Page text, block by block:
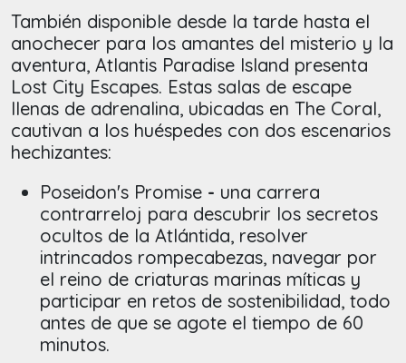
También disponible desde la tarde hasta el
anochecer para los amantes del misterio y la
aventura, Atlantis Paradise Island presenta
Lost City Escapes. Estas salas de escape
llenas de adrenalina, ubicadas en The Coral,
cautivan a los huéspedes con dos escenarios
hechizantes:
Poseidon's Promise - una carrera
contrarreloj para descubrir los secretos
ocultos de la Atlántida, resolver
intrincados rompecabezas, navegar por
el reino de criaturas marinas míticas y
participar en retos de sostenibilidad, todo
antes de que se agote el tiempo de 60
minutos.